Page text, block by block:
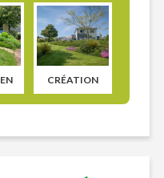
CRÉATION